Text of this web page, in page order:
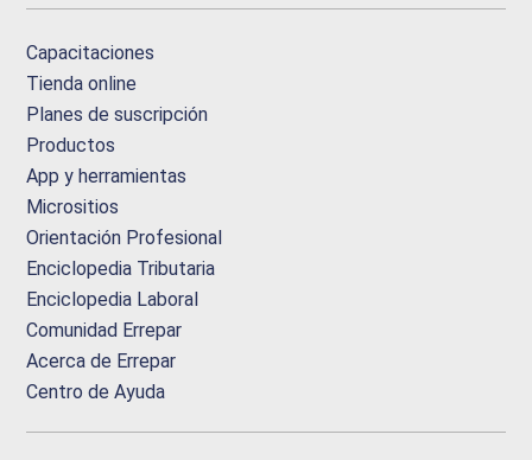
Capacitaciones
Tienda online
Planes de suscripción
Productos
App y herramientas
Micrositios
Orientación Profesional
Enciclopedia Tributaria
Enciclopedia Laboral
Comunidad Errepar
Acerca de Errepar
Centro de Ayuda